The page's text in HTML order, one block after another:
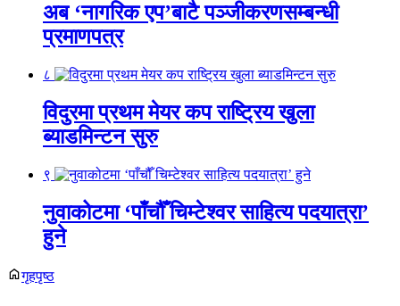
अब ‘नागरिक एप’बाटै पञ्जीकरणसम्बन्धी
प्रमाणपत्र
८
विदुरमा प्रथम मेयर कप राष्ट्रिय खुला
ब्याडमिन्टन सुरु
९
नुवाकोटमा ‘पाँचौँ चिम्टेश्वर साहित्य पदयात्रा’
हुने
गृहपृष्ठ